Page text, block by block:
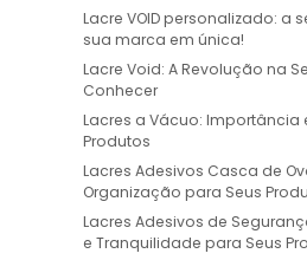
Lacre VOID personalizado: a
sua marca em única!
Lacre Void: A Revolução na
Conhecer
Lacres a Vácuo: Importância
Produtos
Lacres Adesivos Casca de
Organização para Seus
Lacres Adesivos de
e Tranquilidade para Seus